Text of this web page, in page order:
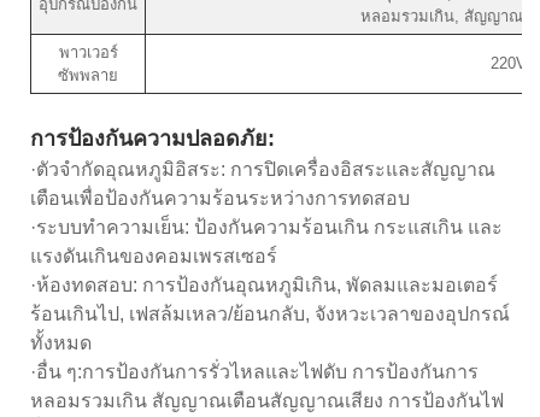
อุปกรณ์ป้องกัน
หลอมรวมเกิน, สัญญาณเ
พาวเวอร์
ซัพพลาย
การป้องกันความปลอดภัย:
·ตัวจำกัดอุณหภูมิอิสระ: การปิดเครื่องอิสระและสัญญาณ
เตือนเพื่อป้องกันความร้อนระหว่างการทดสอบ
·ระบบทำความเย็น: ป้องกันความร้อนเกิน กระแสเกิน และ
แรงดันเกินของคอมเพรสเซอร์
·ห้องทดสอบ: การป้องกันอุณหภูมิเกิน, พัดลมและมอเตอร์
ร้อนเกินไป, เฟสล้มเหลว/ย้อนกลับ, จังหวะเวลาของอุปกรณ์
ทั้งหมด
·อื่น ๆ:การป้องกันการรั่วไหลและไฟดับ การป้องกันการ
หลอมรวมเกิน สัญญาณเตือนสัญญาณเสียง การป้องกันไฟ